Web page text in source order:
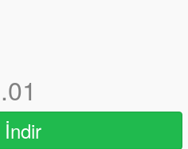
İndir